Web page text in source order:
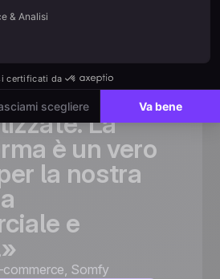
tempo
state
La
è un vero
la nostra
e
commerce, Somfy